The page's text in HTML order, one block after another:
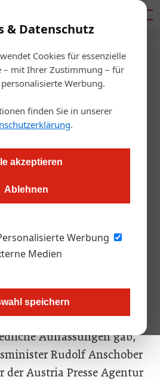
& Datenschutz
Cookies für essenzielle
– mit Ihrer Zustimmung – für
Werbung.
finden Sie in unserer
.
akzeptieren
Ablehnen
Werbung
Medien
speichern
/Gastro & Hotel
für Hotels
bringt
werden nach dem
Covid-Test brauchen. Ob die
eine Verlängerung freilich ein
Test geben? Ja,
Antwort. Nachdem es
Auffassungen gab,
Rudolf Anschober
der Austria Presse Agentur